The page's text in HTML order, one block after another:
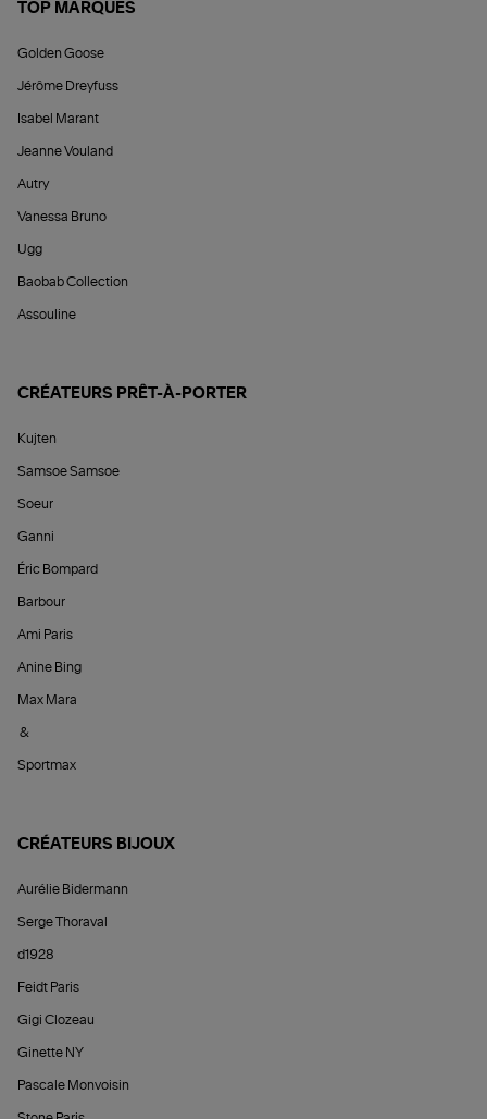
TOP MARQUES
Golden Goose
Jérôme Dreyfuss
Isabel Marant
Jeanne Vouland
Autry
Vanessa Bruno
Ugg
Baobab Collection
Assouline
CRÉATEURS PRÊT-À-PORTER
Kujten
Samsoe Samsoe
Soeur
Ganni
Éric Bompard
Barbour
Ami Paris
Anine Bing
Max Mara
&
Sportmax
CRÉATEURS BIJOUX
Aurélie Bidermann
Serge Thoraval
d1928
Feidt Paris
Gigi Clozeau
Ginette NY
Pascale Monvoisin